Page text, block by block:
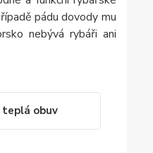
pádu dovody mu
nebývá rybáři ani
teplá obuv